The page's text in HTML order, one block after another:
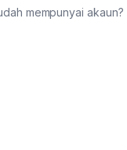
mempunyai akaun?